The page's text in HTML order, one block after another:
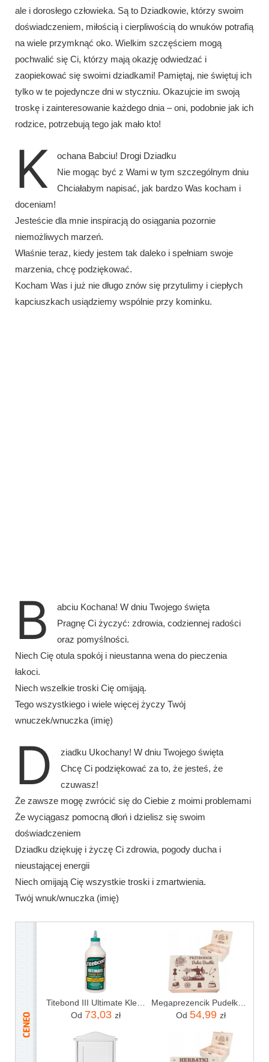
ale i dorosłego człowieka. Są to Dziadkowie, którzy swoim
doświadczeniem, miłością i cierpliwością do wnuków potrafią
na wiele przymknąć oko. Wielkim szczęściem mogą
pochwalić się Ci, którzy mają okazję odwiedzać i
zaopiekować się swoimi dziadkami! Pamiętaj, nie świętuj ich
tylko w te pojedyncze dni w styczniu. Okazujcie im swoją
troskę i zainteresowanie każdego dnia – oni, podobnie jak ich
rodzice, potrzebują tego jak mało kto!
K
ochana Babciu! Drogi Dziadku
Nie mogąc być z Wami w tym szczególnym dniu
Chciałabym napisać, jak bardzo Was kocham i
doceniam!
Jesteście dla mnie inspiracją do osiągania pozornie
niemożliwych marzeń.
Właśnie teraz, kiedy jestem tak daleko i spełniam swoje
marzenia, chcę podziękować.
Kocham Was i już nie długo znów się przytulimy i ciepłych
kapciuszkach usiądziemy wspólnie przy kominku.
B
abciu Kochana! W dniu Twojego święta
Pragnę Ci życzyć: zdrowia, codziennej radości
oraz pomyślności.
Niech Cię otula spokój i nieustanna wena do pieczenia
łakoci.
Niech wszelkie troski Cię omijają.
Tego wszystkiego i wiele więcej życzy Twój
wnuczek/wnuczka (imię)
D
ziadku Ukochany! W dniu Twojego święta
Chcę Ci podziękować za to, że jesteś, że
czuwasz!
Że zawsze mogę zwrócić się do Ciebie z moimi problemami
Że wyciągasz pomocną dłoń i dzielisz się swoim
doświadczeniem
Dziadku dziękuję i życzę Ci zdrowia, pogody ducha i
nieustającej energii
Niech omijają Cię wszystkie troski i zmartwienia.
Twój wnuk/wnuczka (imię)
Od 73,03 zł
Megaprezencik Pudełko Z Imieniem. Przybornik Dla Babci Prezent Urodzinowy. Dzień Babci
Od 54,99 zł